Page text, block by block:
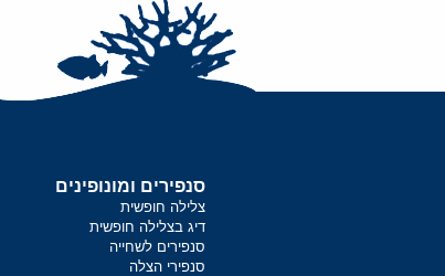
סנפירים ומונופינים
צלילה חופשית
דיג בצלילה חופשית
סנפירים לשחייה
סנפירי הצלה